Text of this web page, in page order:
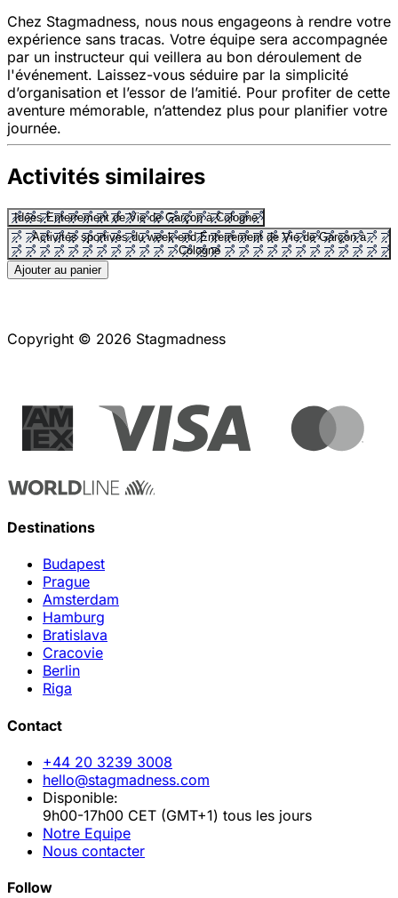
Chez Stagmadness, nous nous engageons à rendre votre
expérience sans tracas. Votre équipe sera accompagnée
par un instructeur qui veillera au bon déroulement de
l'événement. Laissez-vous séduire par la simplicité
d’organisation et l’essor de l’amitié. Pour profiter de cette
aventure mémorable, n’attendez plus pour planifier votre
journée.
Activités similaires
Idées Enterrement de Vie de Garçon à Cologne
Activités sportives du week-end Enterrement de Vie de Garçon à
Cologne
Ajouter au panier
Copyright © 2026 Stagmadness
Destinations
Budapest
Prague
Amsterdam
Hamburg
Bratislava
Cracovie
Berlin
Riga
Contact
+44 20 3239 3008
hello@stagmadness.com
Disponible:
9h00-17h00 CET (GMT+1) tous les jours
Notre Equipe
Nous contacter
Follow